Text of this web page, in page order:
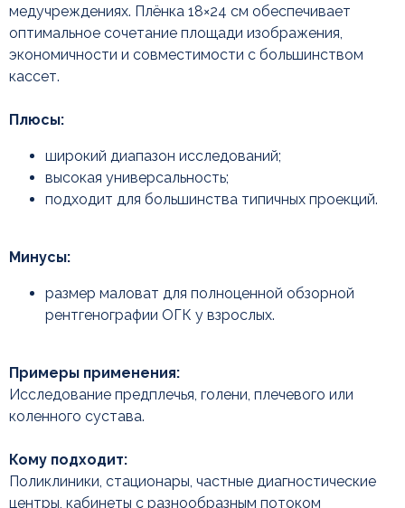
медучреждениях. Плёнка 18×24 см обеспечивает
оптимальное сочетание площади изображения,
экономичности и совместимости с большинством
кассет.
Плюсы:
широкий диапазон исследований;
высокая универсальность;
подходит для большинства типичных проекций.
Минусы:
размер маловат для полноценной обзорной
рентгенографии ОГК у взрослых.
Примеры применения:
Исследование предплечья, голени, плечевого или
коленного сустава.
Кому подходит:
Поликлиники, стационары, частные диагностические
центры, кабинеты с разнообразным потоком
максимальный охват